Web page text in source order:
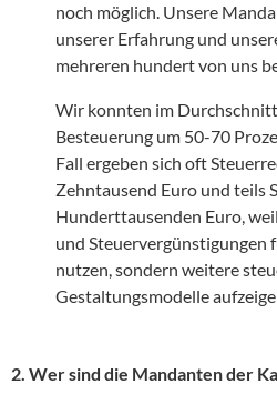
noch möglich. Unsere
unserer Erfahrung und
mehreren hundert von uns
Wir konnten im
Besteuerung um 50-70
Fall ergeben sich oft
Zehntausend Euro und teils
Hunderttausenden Euro,
und Steuervergünstigungen
nutzen, sondern weitere
Gestaltungsmodelle
2. Wer sind die Mandanten der